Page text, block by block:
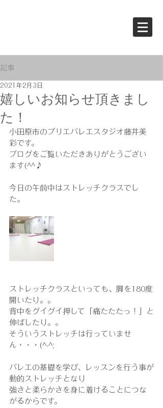
記事
嬉しいお知らせ頂きまし
た！
2021年2月3日
小田原市のプリエバレエスタジオ藤井美
彩です。
ブログをご覧いただきありがとうござい
ます(^^♪
今日の午前中はストレッチクラスでし
た。
ストレッチクラスといっても、脚を180度
開いたり。。
背中をグイグイ押して「痛たたたっ！」と
伸ばしたり。。
そういうストレッチは行っていませ
ん・・・(^-^;
バレエの基礎を学び、レッスンを行う事が
動的ストレッチとなり
強さと柔らかさを身に着けることにつな
がるからです。